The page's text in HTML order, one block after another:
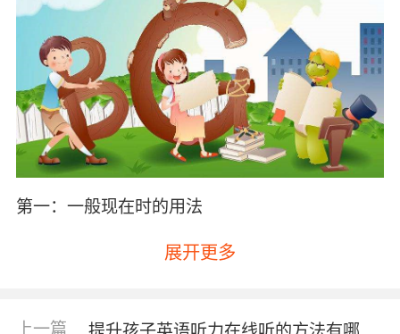
第一：一般现在时的用法
展开更多
上一篇